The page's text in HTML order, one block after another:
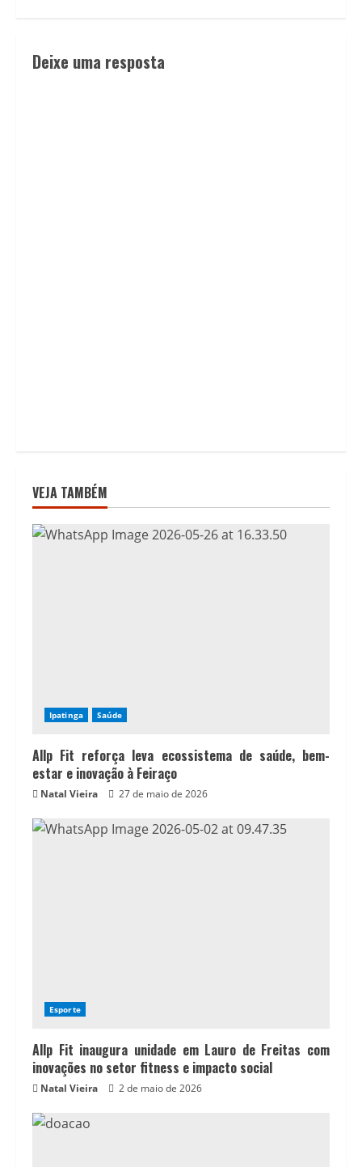
Deixe uma resposta
VEJA TAMBÉM
Ipatinga Saúde
Allp Fit reforça leva ecossistema de saúde, bem-
estar e inovação à Feiraço
Natal Vieira 27 de maio de 2026
Esporte
Allp Fit inaugura unidade em Lauro de Freitas com
inovações no setor fitness e impacto social
Natal Vieira 2 de maio de 2026